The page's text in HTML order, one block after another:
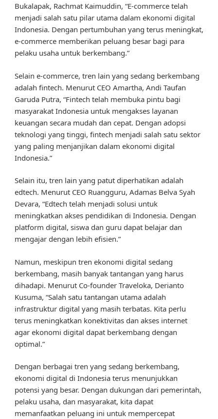
Bukalapak, Rachmat Kaimuddin, “E-commerce telah
menjadi salah satu pilar utama dalam ekonomi digital
Indonesia. Dengan pertumbuhan yang terus meningkat,
e-commerce memberikan peluang besar bagi para
pelaku usaha untuk berkembang.”
Selain e-commerce, tren lain yang sedang berkembang
adalah fintech. Menurut CEO Amartha, Andi Taufan
Garuda Putra, “Fintech telah membuka pintu bagi
masyarakat Indonesia untuk mengakses layanan
keuangan secara mudah dan cepat. Dengan adopsi
teknologi yang tinggi, fintech menjadi salah satu sektor
yang paling menjanjikan dalam ekonomi digital
Indonesia.”
Selain itu, tren lain yang patut diperhatikan adalah
edtech. Menurut CEO Ruangguru, Adamas Belva Syah
Devara, “Edtech telah menjadi solusi untuk
meningkatkan akses pendidikan di Indonesia. Dengan
platform digital, siswa dan guru dapat belajar dan
mengajar dengan lebih efisien.”
Namun, meskipun tren ekonomi digital sedang
berkembang, masih banyak tantangan yang harus
dihadapi. Menurut Co-founder Traveloka, Derianto
Kusuma, “Salah satu tantangan utama adalah
infrastruktur digital yang masih terbatas. Kita perlu
terus meningkatkan konektivitas dan akses internet
agar ekonomi digital dapat berkembang dengan
optimal.”
Dengan berbagai tren yang sedang berkembang,
ekonomi digital di Indonesia terus menunjukkan
potensi yang besar. Dengan dukungan dari pemerintah,
pelaku usaha, dan masyarakat, kita dapat
memanfaatkan peluang ini untuk mempercepat